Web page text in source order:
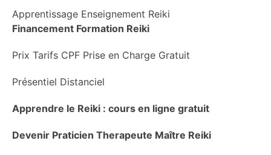
Apprentissage Enseignement Reiki
Financement Formation Reiki
Prix Tarifs CPF Prise en Charge Gratuit
Présentiel Distanciel
Apprendre le Reiki : cours en ligne gratuit
Devenir Praticien Therapeute Maître Reiki